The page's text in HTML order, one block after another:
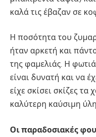
καλά τις έβαζαν σε
Η ποσότητα του
ήταν αρκετή και
της φαμελιάς. Η
είναι δυνατή και να
είχε σκίσει σκίζες
καλύτερη καύσιμη
Οι παραδοσιακές